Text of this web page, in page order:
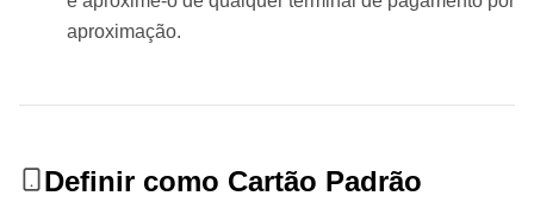
aproximação.
Definir como Cartão Padrão